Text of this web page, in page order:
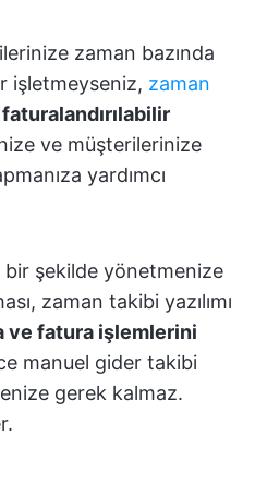
zaman bazında
işletmeyseniz, zaman
faturalandırılabilir
ve müşterilerinize
yardımcı
bir şekilde yönetmenize
zaman takibi yazılımı
ve fatura işlemlerini
manuel gider takibi
gerek kalmaz.